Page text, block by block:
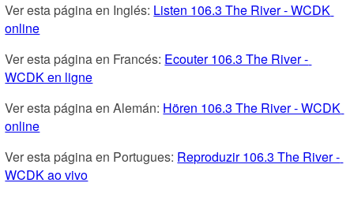
Ver esta página en Inglés: Listen 106.3 The River - WCDK
online
Ver esta página en Francés: Ecouter 106.3 The River -
WCDK en ligne
Ver esta página en Alemán: Hören 106.3 The River - WCDK
online
Ver esta página en Portugues: Reproduzir 106.3 The River -
WCDK ao vivo